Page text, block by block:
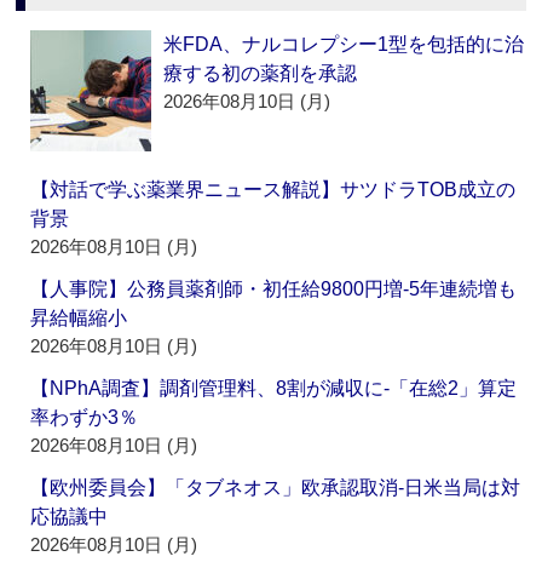
米FDA、ナルコレプシー1型を包括的に治
療する初の薬剤を承認
2026年08月10日 (月)
【対話で学ぶ薬業界ニュース解説】サツドラTOB成立の
背景
2026年08月10日 (月)
【人事院】公務員薬剤師・初任給9800円増‐5年連続増も
昇給幅縮小
2026年08月10日 (月)
【NPhA調査】調剤管理料、8割が減収に‐「在総2」算定
率わずか3％
2026年08月10日 (月)
【欧州委員会】「タブネオス」欧承認取消‐日米当局は対
応協議中
2026年08月10日 (月)